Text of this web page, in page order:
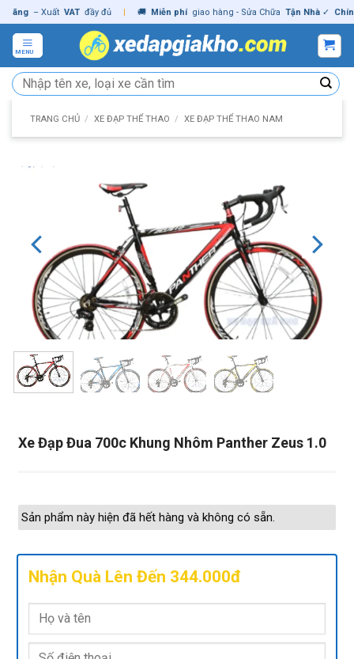
Skip
to
content
– Xuất VAT đầy đủ | 🚚 Miễn phí giao hàng - Sửa Chữa Tận Nhà ✓ Chính
MENU
Tìm
kiếm:
TRANG CHỦ / XE ĐẠP THỂ THAO / XE ĐẠP THỂ THAO NAM
Xe Đạp Đua 700c Khung Nhôm Panther Zeus 1.0
Sản phẩm này hiện đã hết hàng và không có sẵn.
Nhận Quà Lên Đến 344.000đ